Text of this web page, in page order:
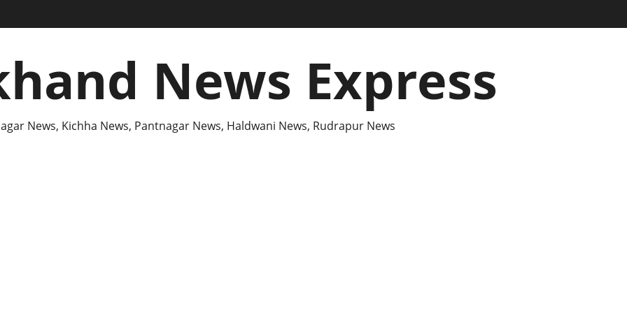
News Express
News, Kichha News, Pantnagar News, Haldwani News, Rudrapur News